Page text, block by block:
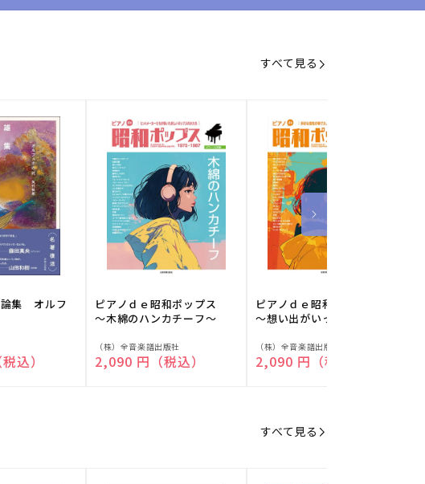
すべて見る
論集 オルフ
込）
ピアノｄｅ昭和ポップス
～木綿のハンカチーフ～
販
売
（株）全音楽譜出版社
通常価格
2,090 円（税込）
ピアノｄｅ昭和ポップス
～想い出がいっぱい～
販
売
（株）全音楽譜出版社
通常価格
2,090 円（税込）
すべて見る